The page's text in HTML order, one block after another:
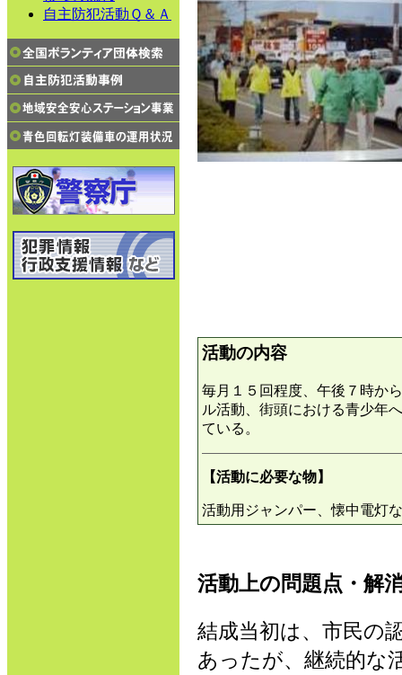
自主防犯活動Ｑ＆Ａ
活動の内容
毎月１５回程度、午後７時か
ル活動、街頭における青少年
ている。
【活動に必要な物】
活動用ジャンパー、懐中電灯
活動上の問題点・解
結成当初は、市民の
あったが、継続的な